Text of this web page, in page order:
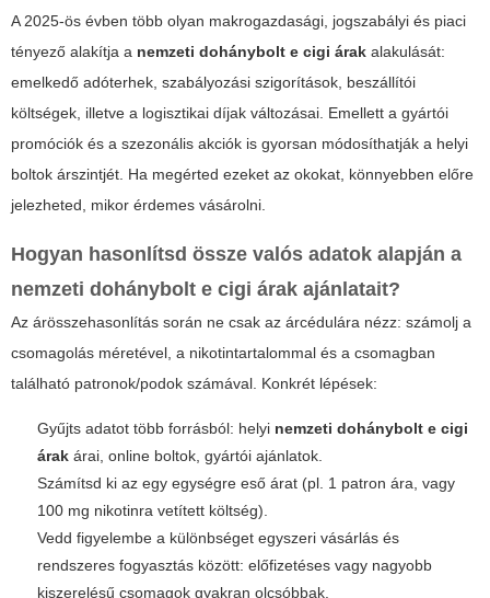
A 2025-ös évben több olyan makrogazdasági, jogszabályi és piaci
tényező alakítja a nemzeti dohánybolt e cigi árak alakulását:
emelkedő adóterhek, szabályozási szigorítások, beszállítói
költségek, illetve a logisztikai díjak változásai. Emellett a gyártói
promóciók és a szezonális akciók is gyorsan módosíthatják a helyi
boltok árszintjét. Ha megérted ezeket az okokat, könnyebben előre
jelezheted, mikor érdemes vásárolni.
Hogyan hasonlítsd össze valós adatok alapján a
nemzeti dohánybolt e cigi árak ajánlatait?
Az árösszehasonlítás során ne csak az árcédulára nézz: számolj a
csomagolás méretével, a nikotintartalommal és a csomagban
található patronok/podok számával. Konkrét lépések:
Gyűjts adatot több forrásból: helyi nemzeti dohánybolt e cigi
árak árai, online boltok, gyártói ajánlatok.
Számítsd ki az egy egységre eső árat (pl. 1 patron ára, vagy
100 mg nikotinra vetített költség).
Vedd figyelembe a különbséget egyszeri vásárlás és
rendszeres fogyasztás között: előfizetéses vagy nagyobb
kiszerelésű csomagok gyakran olcsóbbak.